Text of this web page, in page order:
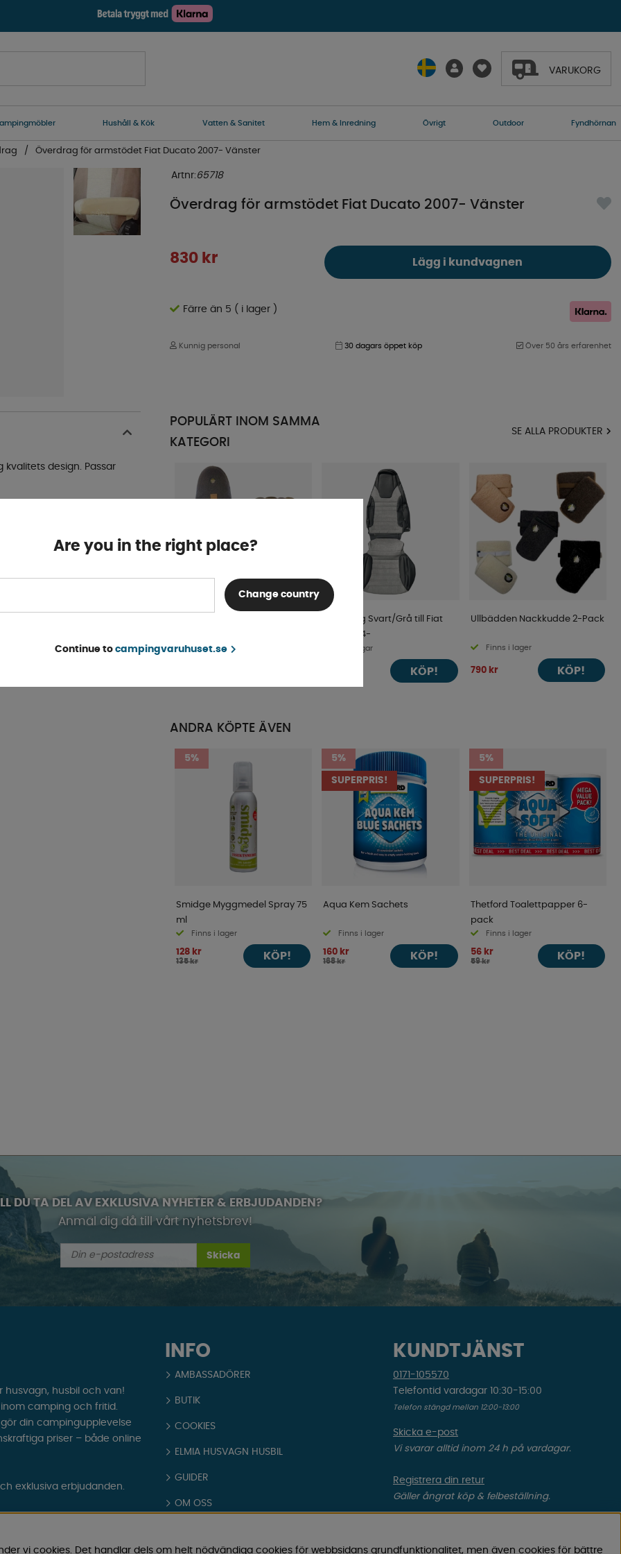
VARUKORG
Hushåll & Kök Vatten & Sanitet Hem & Inredning Övrigt Outdoor Fyndhörnan
Överdrag för armstödet Fiat Ducato 2007- Vänster
Artnr: 65718
Överdrag för armstödet Fiat Ducato 2007- Vänster
830 kr Lägg i kundvagnen
Färre än 5 ( i lager )
Kunnig personal 30 dagars öppet köp Över 50 års erfarenhet
design. Passar
POPULÄRT INOM SAMMA
KATEGORI
SE ALLA PRODUKTER
Finns i lager
Överdrag Svart/Grå till Fiat
Ducato 14-
4-9 dagar
KÖP!
Ullbädden Nackkudde 2-Pack
Finns i lager
790 kr KÖP!
ANDRA KÖPTE ÄVEN
5%
Smidge Myggmedel Spray 75
ml
Finns i lager
128 kr
135 kr KÖP!
5%
SUPERPRIS!
Aqua Kem Sachets
Finns i lager
160 kr
168 kr KÖP!
5%
SUPERPRIS!
Thetford Toalettpapper 6-
pack
Finns i lager
56 kr
59 kr KÖP!
Are you in the right place?
Change country
Continue to campingvaruhuset.se
DU TA DEL AV EXKLUSIVA NYHETER & ERBJUDANDEN?
Anmäl dig då till vårt nyhetsbrev!
Skicka
INFO
AMBASSADÖRER
BUTIK
COOKIES
ELMIA HUSVAGN HUSBIL
GUIDER
OM OSS
KUNDTJÄNST
0171-105570
Telefontid vardagar 10:30-15:00
Telefon stängd mellan 12:00-13:00
Skicka e-post
Vi svarar alltid inom 24 h på vardagar.
Registrera din retur
Gäller ångrat köp & felbeställning.
Gäller defekt vara, transportskada etc.
husvagn, husbil och van!
camping och fritid.
din campingupplevelse
priser – både online
exklusiva erbjudanden.
vi cookies. Det handlar dels om helt nödvändiga cookies för webbsidans grundfunktionalitet, men även cookies för bättre